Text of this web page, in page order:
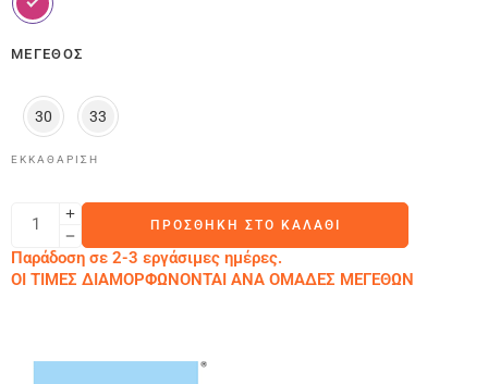
ΜΈΓΕΘΟΣ
30 33
ΕΚΚΑΘΆΡΙΣΗ
ΠΡΟΣΘΉΚΗ ΣΤΟ ΚΑΛΆΘΙ
Παράδοση σε 2-3 εργάσιμες ημέρες.
ΟΙ ΤΙΜΕΣ ΔΙΑΜΟΡΦΩΝΟΝΤΑΙ ΑΝΑ ΟΜΑΔΕΣ ΜΕΓΕΘΩΝ